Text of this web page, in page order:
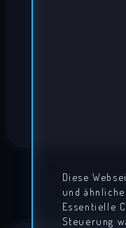
Diese
und
Essentielle
Steuerung